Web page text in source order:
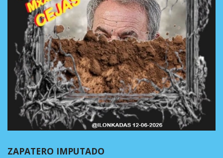
ZAPATERO IMPUTADO